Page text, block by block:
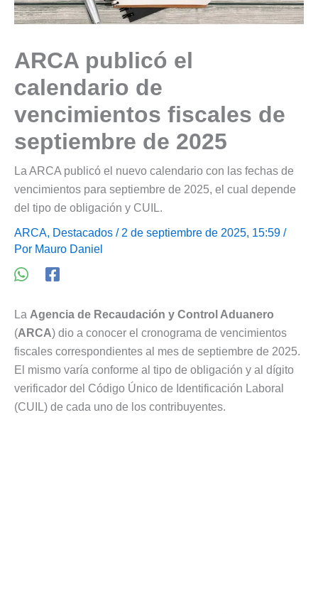
ARCA publicó el
calendario de
vencimientos fiscales de
septiembre de 2025
La ARCA publicó el nuevo calendario con las fechas de
vencimientos para septiembre de 2025, el cual depende
del tipo de obligación y CUIL.
ARCA, Destacados / 2 de septiembre de 2025, 15:59 /
Por Mauro Daniel
La Agencia de Recaudación y Control Aduanero
(ARCA) dio a conocer el cronograma de vencimientos
fiscales correspondientes al mes de septiembre de 2025.
El mismo varía conforme al tipo de obligación y al dígito
verificador del Código Único de Identificación Laboral
(CUIL) de cada uno de los contribuyentes.